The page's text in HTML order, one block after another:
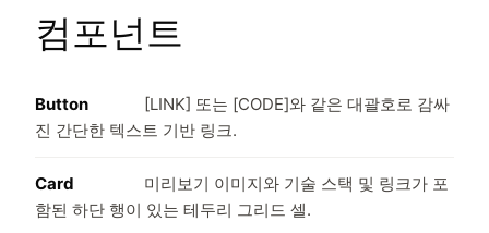
컴포넌트
Button
[LINK] 또는 [CODE]와 같은 대괄호로 감싸
진 간단한 텍스트 기반 링크.
Card
미리보기 이미지와 기술 스택 및 링크가 포
함된 하단 행이 있는 테두리 그리드 셀.